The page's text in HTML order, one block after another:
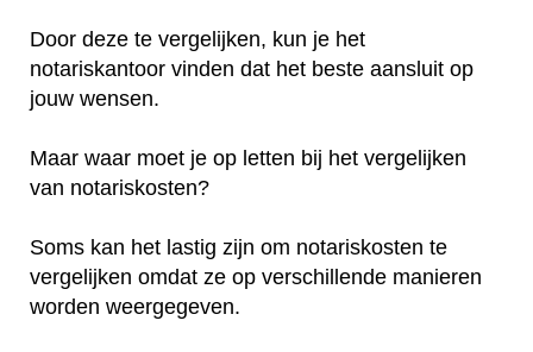
Door deze te vergelijken, kun je het
notariskantoor vinden dat het beste aansluit op
jouw wensen.
Maar waar moet je op letten bij het vergelijken
van notariskosten?
Soms kan het lastig zijn om notariskosten te
vergelijken omdat ze op verschillende manieren
worden weergegeven.